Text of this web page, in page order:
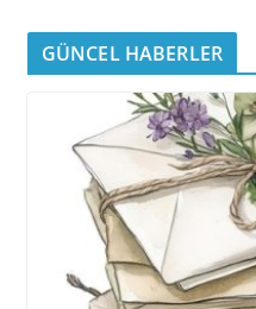
GÜNCEL HABERLER